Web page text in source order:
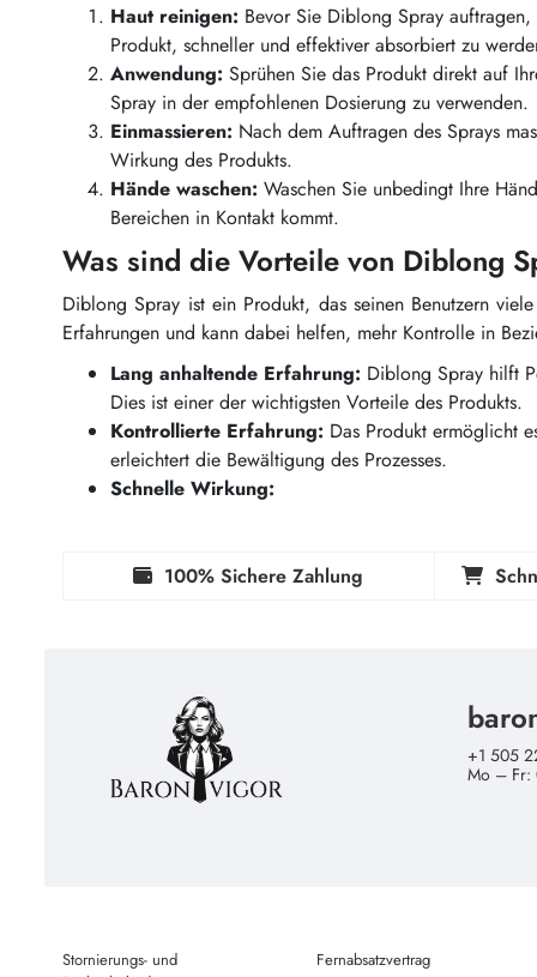
Haut reinigen: Bevor Sie Diblong Spray
Produkt, schneller und effektiver absorbiert zu
Anwendung: Sprühen Sie das Produkt direkt auf
Spray in der empfohlenen Dosierung zu verwenden.
Einmassieren: Nach dem Auftragen des Sprays
Wirkung des Produkts.
Hände waschen: Waschen Sie unbedingt Ihre
Bereichen in Kontakt kommt.
Was sind die Vorteile von Diblong
Diblong Spray ist ein Produkt, das seinen Benutzern
Erfahrungen und kann dabei helfen, mehr Kontrolle in
Lang anhaltende Erfahrung: Diblong Spray hilft
Dies ist einer der wichtigsten Vorteile des Produkts.
Kontrollierte Erfahrung: Das Produkt ermöglicht
erleichtert die Bewältigung des Prozesses.
Schnelle Wirkung:
100% Sichere Zahlung
+1 505
Mo – Fr:
Stornierungs- und
Fernabsatzvertrag